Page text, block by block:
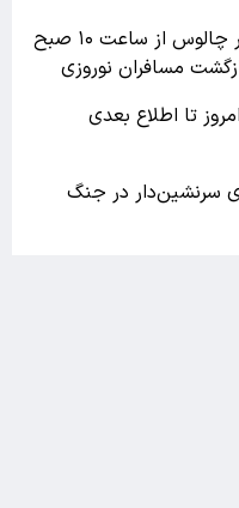
اعمال محدودیت تردد در چالوس از ساعت ۱۰ صبح
مسافران نوروزی
تا اطلاع بعدی
7 هواپیمای سرنشین‌دار در جنگ